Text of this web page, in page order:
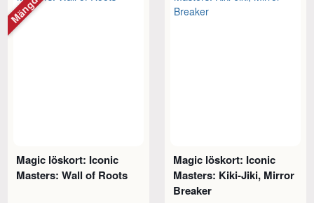
Magic löskort: Iconic
Masters: Wall of Roots
Magic löskort: Iconic
Masters: Kiki-Jiki, Mirror
Breaker